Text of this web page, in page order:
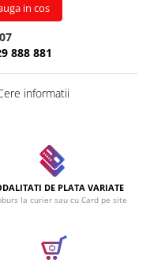
in cos
888 881
informatii
DE PLATA VARIATE
la curier sau cu Card pe site